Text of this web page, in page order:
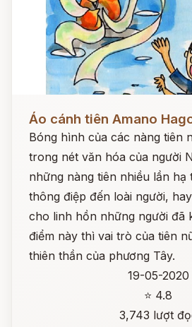
Đọc ngay
Áo cánh tiên Amano
Bóng hình của các nàng tiên
trong nét văn hóa của người
những nàng tiên nhiều lần
thông điệp đến loài người,
cho linh hồn những người đã
điểm này thì vai trò của tiên
thiên thần của phương Tây.
19-05-2020
⭐ 4.8
3,743 lượt